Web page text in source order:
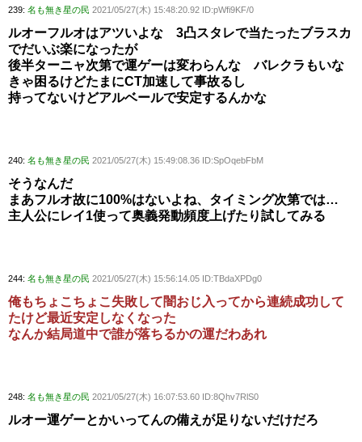
239: 名も無き星の民 2021/05/27(木) 15:48:20.92 ID:pWfi9KF/0
ルオーフルオはアツいよな 3凸スタレで当たったブラスカ
でだいぶ楽になったが
後半ターニャ次第で運ゲーは変わらんな バレクラもいな
きゃ困るけどたまにCT加速して事故るし
持ってないけどアルベールで安定するんかな
240: 名も無き星の民 2021/05/27(木) 15:49:08.36 ID:SpOqebFbM
そうなんだ
まあフルオ故に100%はないよね、タイミング次第では…
主人公にレイ1使って奥義発動頻度上げたり試してみる
244: 名も無き星の民 2021/05/27(木) 15:56:14.05 ID:TBdaXPDg0
俺もちょこちょこ失敗して闇おじ入ってから連続成功して
たけど最近安定しなくなった
なんか結局道中で誰が落ちるかの運だわあれ
248: 名も無き星の民 2021/05/27(木) 16:07:53.60 ID:8Qhv7RlS0
ルオー運ゲーとかいってんの備えが足りないだけだろ